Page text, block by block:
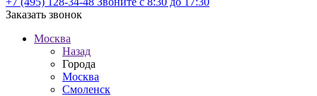
Заказать звонок
Москва
Назад
Города
Москва
Смоленск